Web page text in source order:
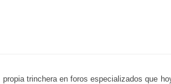
trinchera en foros especializados que